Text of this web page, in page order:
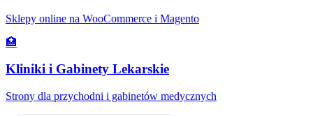
Sklepy online na WooCommerce i Magento
🏥
Kliniki i Gabinety Lekarskie
Strony dla przychodni i gabinetów medycznych